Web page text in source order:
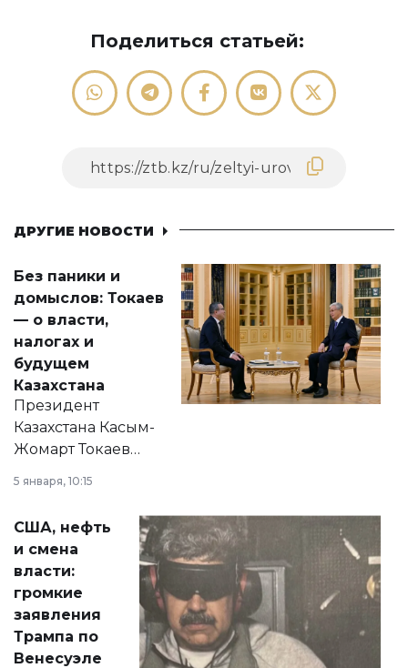
Поделиться статьей:
ДРУГИЕ НОВОСТИ
Без паники и
домыслов: Токаев
— о власти,
налогах и
будущем
Казахстана
Президент
Казахстана Касым-
Жомарт Токаев
сразу несколько
актуальных тем —
от слухов о
политических
реформах до
вопросов армии,
экономики и
личного здоровья.
5 января, 10:15
США, нефть
и смена
власти:
громкие
заявления
Трампа по
Венесуэле